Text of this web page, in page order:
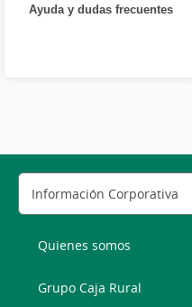
Ayuda y dudas frecuentes
Quienes somos
Grupo Caja Rural